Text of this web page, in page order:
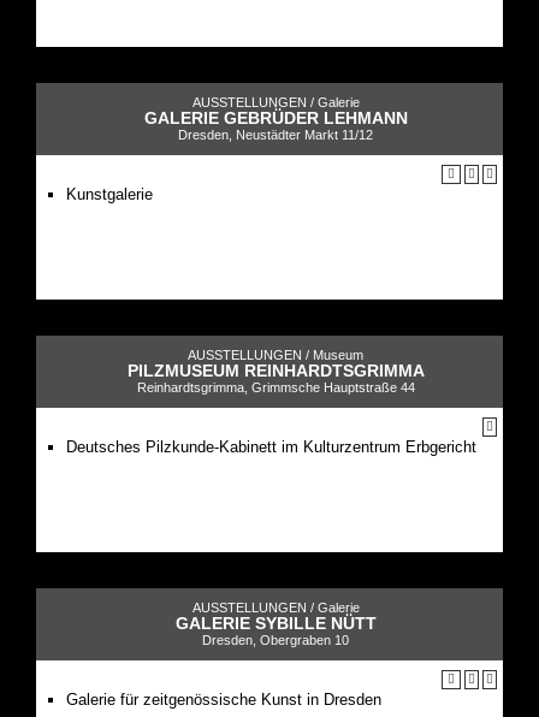
AUSSTELLUNGEN / Galerie
GALERIE GEBRÜDER LEHMANN
Dresden, Neustädter Markt 11/12
Kunstgalerie
AUSSTELLUNGEN / Museum
PILZMUSEUM REINHARDTSGRIMMA
Reinhardtsgrimma, Grimmsche Hauptstraße 44
Deutsches Pilzkunde-Kabinett im Kulturzentrum Erbgericht
AUSSTELLUNGEN / Galerie
GALERIE SYBILLE NÜTT
Dresden, Obergraben 10
Galerie für zeitgenössische Kunst in Dresden